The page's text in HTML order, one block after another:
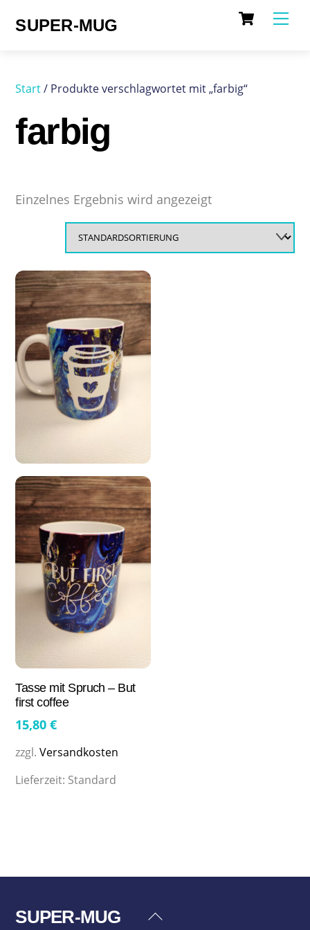
Cart
SUPER-MUG
Start/ Produkte verschlagwortet mit „farbig“
farbig
Einzelnes Ergebnis wird angezeigt
Tasse mit Spruch – But
first coffee
15,80€
zzgl.Versandkosten
Lieferzeit: Standard
Back
SUPER-MUG